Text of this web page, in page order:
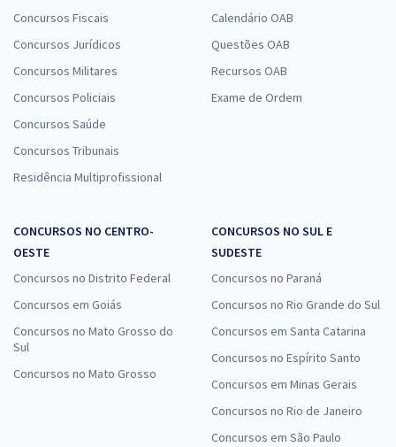
Concursos Fiscais
Concursos Jurídicos
Concursos Militares
Concursos Policiais
Concursos Saúde
Concursos Tribunais
Residência Multiprofissional
Calendário OAB
Questões OAB
Recursos OAB
Exame de Ordem
CONCURSOS NO CENTRO-
OESTE
Concursos no Distrito Federal
Concursos em Goiás
Concursos no Mato Grosso do
Sul
Concursos no Mato Grosso
CONCURSOS NO SUL E
SUDESTE
Concursos no Paraná
Concursos no Rio Grande do Sul
Concursos em Santa Catarina
Concursos no Espírito Santo
Concursos em Minas Gerais
Concursos no Rio de Janeiro
Concursos em São Paulo